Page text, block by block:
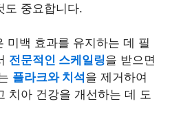
도 중요합니다.
미백 효과를 유지하는 데 필
전문적인 스케일링을 받으면
플라크와 치석을 제거하여
치아 건강을 개선하는 데 도